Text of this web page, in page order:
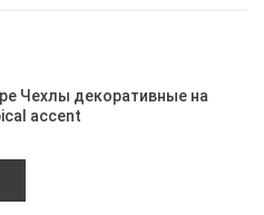
Чехлы декоративные на
accent